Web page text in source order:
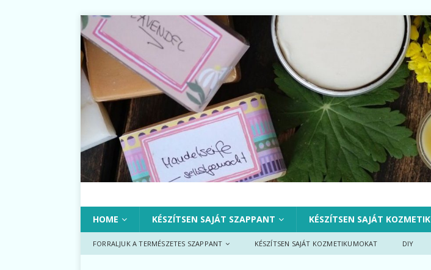
HOME KÉSZÍTSEN SAJÁT SZAPPANT KÉSZÍTSEN SAJÁT
FORRALJUK A TERMÉSZETES SZAPPANT KÉSZÍTSEN SAJÁT KOZMETIKUMOKAT DIY